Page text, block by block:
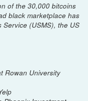
of the 30,000 bitcoins
black marketplace has
(USMS), the US
Rowan University